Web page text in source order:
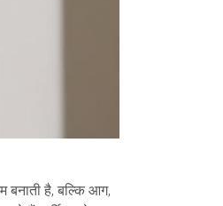
बनाती है, बल्कि आग,